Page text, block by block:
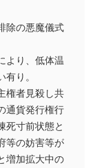
除の悪魔儀式
より、低体温
り。
権者見殺し共
通貨発行権行
死寸前状態と
等の妨害等が
増加拡大中の